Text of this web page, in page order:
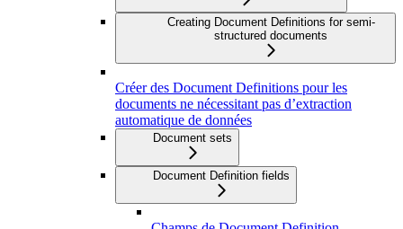
Creating Document Definitions for semi-
structured documents
Créer des Document Definitions pour les
documents ne nécessitant pas d’extraction
automatique de données
Document sets
Document Definition fields